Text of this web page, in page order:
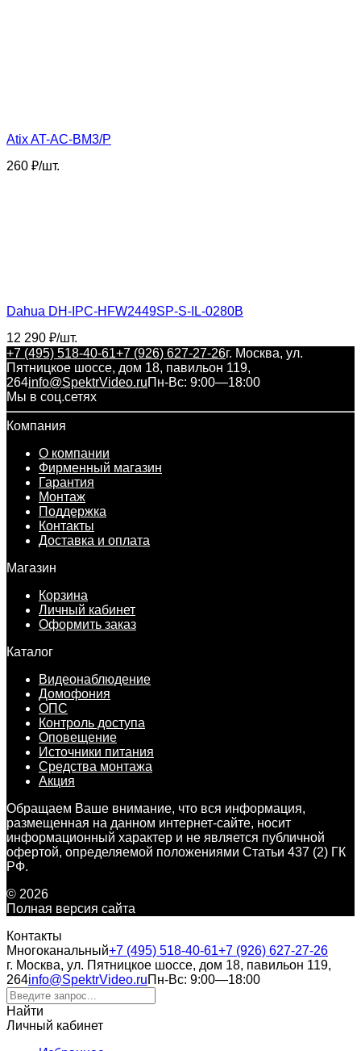
​Atix AT-AC-BМ3/P
260 ₽/шт.
Dahua DH-IPC-HFW2449SP-S-IL-0280B
12 290 ₽/шт.
+7 (495) 518-40-61+7 (926) 627-27-26г. Москва, ул.
Пятницкое шоссе, дом 18, павильон 119,
264info@SpektrVideo.ruПн-Вс: 9:00—18:00
Мы в соц.сетях
Компания
О компании
Фирменный магазин
Гарантия
Монтаж
Поддержка
Контакты
Доставка и оплата
Магазин
Корзина
Личный кабинет
Оформить заказ
Каталог
Видеонаблюдение
Домофония
ОПС
Контроль доступа
Оповещение
Источники питания
Средства монтажа
Акция
Обращаем Ваше внимание, что вся информация,
размещенная на данном интернет-сайте, носит
информационный характер и не является публичной
офертой, определяемой положениями Статьи 437 (2) ГК
РФ.
© 2026
Полная версия сайта
Контакты
Многоканальный+7 (495) 518-40-61+7 (926) 627-27-26
г. Москва, ул. Пятницкое шоссе, дом 18, павильон 119,
264info@SpektrVideo.ruПн-Вс: 9:00—18:00
Найти
Личный кабинет